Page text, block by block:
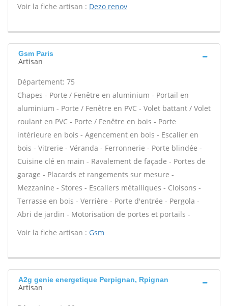
Voir la fiche artisan : Dezo renov
Gsm Paris
Artisan
Département: 75
Chapes - Porte / Fenêtre en aluminium - Portail en
aluminium - Porte / Fenêtre en PVC - Volet battant / Volet
roulant en PVC - Porte / Fenêtre en bois - Porte
intérieure en bois - Agencement en bois - Escalier en
bois - Vitrerie - Véranda - Ferronnerie - Porte blindée -
Cuisine clé en main - Ravalement de façade - Portes de
garage - Placards et rangements sur mesure -
Mezzanine - Stores - Escaliers métalliques - Cloisons -
Terrasse en bois - Verrière - Porte d'entrée - Pergola -
Abri de jardin - Motorisation de portes et portails -
Voir la fiche artisan : Gsm
A2g genie energetique Perpignan, Rpignan
Artisan